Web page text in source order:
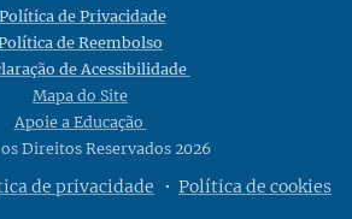
Política de Privacidade
de Reembolso
de Acessibilidade
Mapa do Site
Apoie a Educação
Direitos Reservados 2026
de privacidade Política de cookies